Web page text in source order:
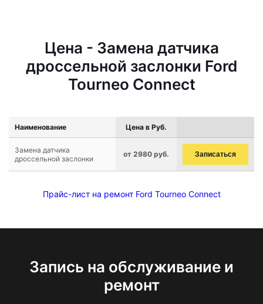
Цена - Замена датчика
дроссельной заслонки Ford
Tourneo Connect
Наименование Цена в Руб.
Замена датчика
дроссельной заслонки
от 2980 руб. Записаться
Прайс-лист на ремонт Ford Tourneo Connect
Запись на обслуживание и
ремонт